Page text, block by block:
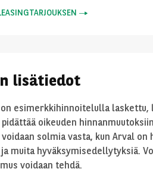
lisätiedot
esimerkkihinnoitelulla laskettu,
oikeuden
voidaan solmia vasta, kun Arval
muita hyväksymisedellytyksiä.
voidaan tehdä.